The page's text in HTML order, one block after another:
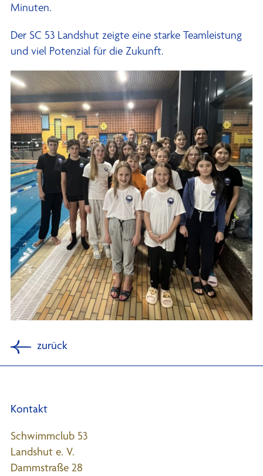
Minuten.
Der SC 53 Landshut zeigte eine starke Teamleistung
und viel Potenzial für die Zukunft.
zurück
Kontakt
Schwimmclub 53
Landshut e. V.
Dammstraße 28